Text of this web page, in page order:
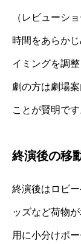
（レビューシ
時間をあらか
イミングを調
劇の方は劇場
ことが賢明です
終演後の移
終演後はロビ
ッズなど荷物
用に小分けポ